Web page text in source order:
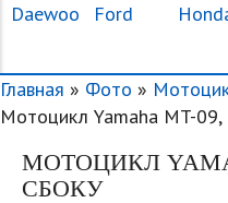
Главная » Фото »
Мотоцикл Yamaha MT-09,
МОТОЦИКЛ
СБОКУ